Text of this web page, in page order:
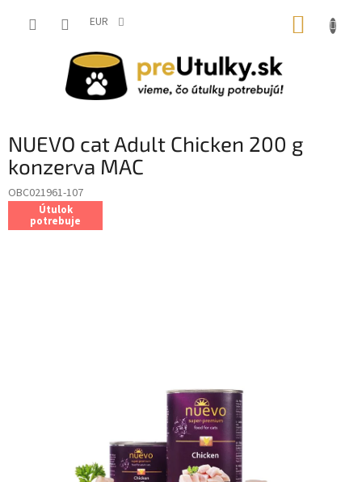
EUR
NUEVO cat Adult Chicken 200 g
konzerva MAC
OBC021961-107
Útulok
potrebuje